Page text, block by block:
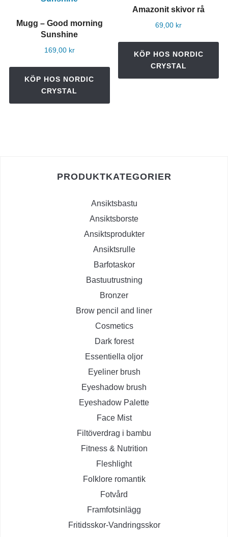
Mugg – Good morning
Sunshine
169,00 kr
KÖP HOS NORDIC
CRYSTAL
Amazonit skivor rå
69,00 kr
KÖP HOS NORDIC
CRYSTAL
PRODUKTKATEGORIER
Ansiktsbastu
Ansiktsborste
Ansiktsprodukter
Ansiktsrulle
Barfotaskor
Bastuutrustning
Bronzer
Brow pencil and liner
Cosmetics
Dark forest
Essentiella oljor
Eyeliner brush
Eyeshadow brush
Eyeshadow Palette
Face Mist
Filtöverdrag i bambu
Fitness & Nutrition
Fleshlight
Folklore romantik
Fotvård
Framfotsinlägg
Fritidsskor-Vandringsskor